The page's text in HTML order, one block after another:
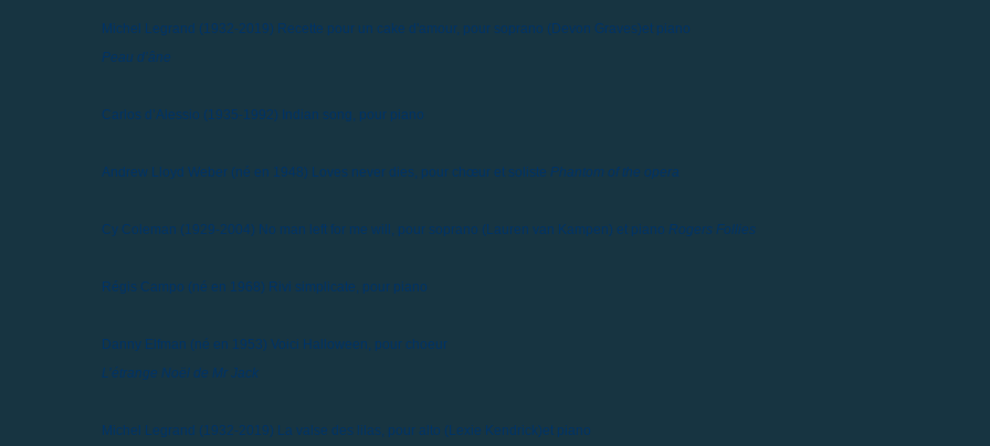
Michel Legrand (1932-2019) Recette pour un cake d'amour, pour soprano (Devon Graves)et piano
Peau d’âne
Carlos d’Alessio (1935-1992) Indian song, pour piano
Andrew Lloyd Weber (né en 1948) Loves never dies, pour chœur et soliste Phantom of the opera
Cy Coleman (1929-2004) No man left for me will, pour soprano (Lauren van Kampen) et piano Rogers Follies
Régis Campo (né en 1968) Rivi simplicate, pour piano
Danny Elfman (né en 1953) Voici Halloween, pour choeur
L’étrange Noël de Mr Jack
Michel Legrand (1932-2019) La valse des lilas, pour alto (Lexie Kendrick)et piano